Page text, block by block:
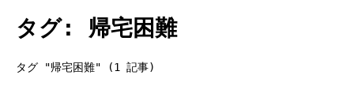
タグ: 帰宅困難
タグ "帰宅困難" (1 記事)